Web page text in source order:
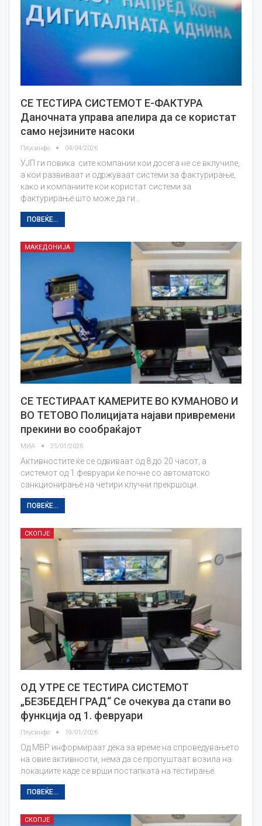
СЕ ТЕСТИРА СИСТЕМОТ Е-ФАКТУРА
Даночната управа апелира да се користат
само нејзините насоки
Плусинфо 04/04/2026
УЈП ги повика сите компании кои досега не се вклучиле,
а кои развиваат и одржуваат системи за фактурирање,
како и компаниите кои користат системи за
фактурирање што може да ги…
ПОВЕЌЕ...
МАКЕДОНИЈА
СЕ ТЕСТИРААТ КАМЕРИТЕ ВО КУМАНОВО И
ВО ТЕТОВО Полицијата најави привремени
прекини во сообраќајот
МИА 25/01/2026
Активностите ќе се одвиваат од 8 до 20 часот, а
системот од 1 февруари ќе почне со автоматско
санкционирање на четири клучни прекршоци.
ПОВЕЌЕ...
СКОПЈЕ
ОД УТРЕ СЕ ТЕСТИРА СИСТЕМОТ
„БЕЗБЕДЕН ГРАД“ Се очекува да стапи во
функција од 1. февруари
Плусинфо 19/01/2026
Од МВР информираат дека за време на спроведувањето
на овие активности, нема да се пропуштаат возила на
локациите каде се врши постапката на тестирање.
ПОВЕЌЕ...
СКОПЈЕ